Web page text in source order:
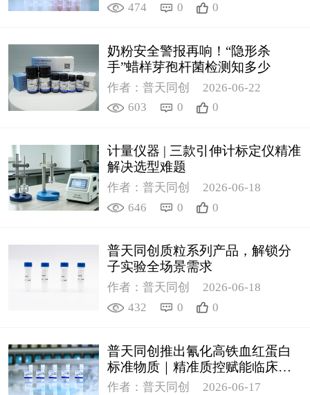
474
0 0
奶粉安全警报再响！“隐形杀
手”蜡样芽孢杆菌检测知多少
作者：普天同创
2026-06-22
603
0 0
计量仪器 | 三款引伸计标定仪精准
解决选型难题
作者：普天同创
2026-06-18
646
0 0
普天同创质粒系列产品，解锁分
子实验全场景需求
作者：普天同创
2026-06-18
432
0 0
普天同创推出氰化高铁血红蛋白
标准物质｜精准质控赋能临床检
测
作者：普天同创
2026-06-17